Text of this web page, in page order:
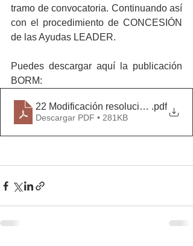
tramo de convocatoria. Continuando así
con el procedimiento de CONCESIÓN
de las Ayudas LEADER.
Puedes descargar aquí la publicación
BORM:
22 Modificación resolución 16 nov
.pdf
Descargar PDF • 281KB